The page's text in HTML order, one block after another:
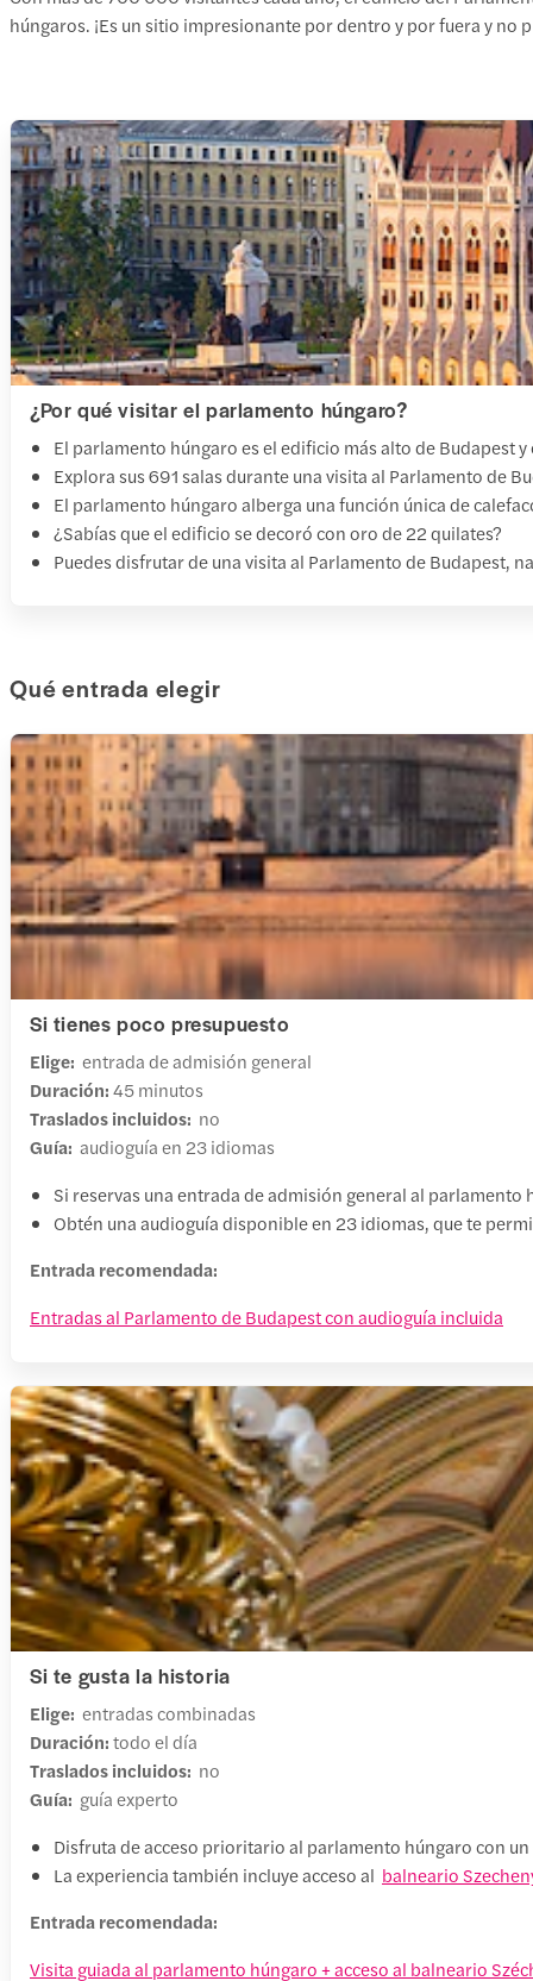
húngaros. ¡Es un sitio impresionante por dentro y por fuera y no
¿Por qué visitar el parlamento húngaro?
El parlamento húngaro es el edificio más alto de Budapest
Explora sus 691 salas durante una visita al Parlamento de
El parlamento húngaro alberga una función única de
¿Sabías que el edificio se decoró con oro de 22 quilates?
Puedes disfrutar de una visita al Parlamento de Budapest,
Qué entrada elegir
Si tienes poco presupuesto
Elige: entrada de admisión general
Duración:45 minutos
Traslados incluidos: no
Guía: audioguía en 23 idiomas
Si reservas una entrada de admisión general al
Obtén una audioguía disponible en 23 idiomas, que te
Entrada recomendada:
Entradas al Parlamento de Budapest con audioguía incluida
Si te gusta la historia
Elige: entradas combinadas
Duración:todo el día
Traslados incluidos: no
Guía: guía experto
Disfruta de acceso prioritario al parlamento húngaro con
La experiencia también incluye acceso al balneario
Entrada recomendada:
Visita guiada al parlamento húngaro + acceso al balneario